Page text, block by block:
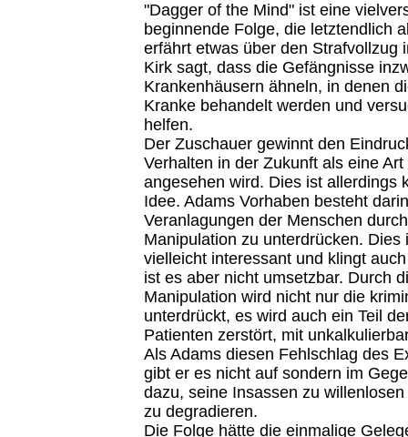
"Dagger of the Mind" ist eine
beginnende Folge, die letztendlich
erfährt etwas über den Strafvollzug
Kirk sagt, dass die Gefängnisse
Krankenhäusern ähneln, in denen
Kranke behandelt werden und
helfen.
Der Zuschauer gewinnt den
Verhalten in der Zukunft als eine
angesehen wird. Dies ist allerdings
Idee. Adams Vorhaben besteht
Veranlagungen der Menschen
Manipulation zu unterdrücken. Dies
vielleicht interessant und klingt
ist es aber nicht umsetzbar. Durch
Manipulation wird nicht nur die
unterdrückt, es wird auch ein Teil
Patienten zerstört, mit
Als Adams diesen Fehlschlag des
gibt er es nicht auf sondern im
dazu, seine Insassen zu
zu degradieren.
Die Folge hätte die einmalige